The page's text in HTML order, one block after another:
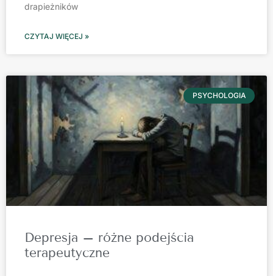
drapieżników
CZYTAJ WIĘCEJ »
PSYCHOLOGIA
Depresja – różne podejścia
terapeutyczne